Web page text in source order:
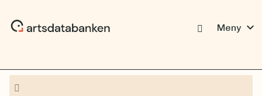
Meny expand_more